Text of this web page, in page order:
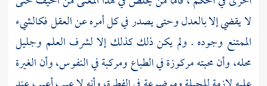
لا يقضي إلا بالعدل وحتى يصدر في كل أمره عن العقل فكالشيء
الممتنع وجوده . ولم يكن ذلك كذلك إلا لشرف العلم وجليل
محله، وأن محبته مركوزة في الطباع ومركبة في النفوس، وأن الغيرة